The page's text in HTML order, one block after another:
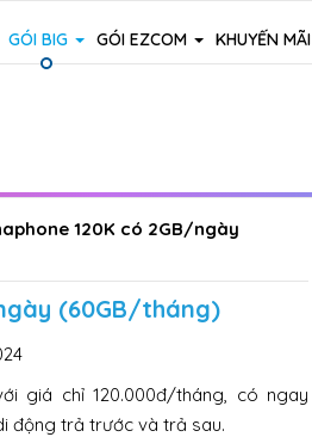
GÓI BIG GÓI EZCOM KHUYẾN MÃI
120K có 2GB/ngày
(60GB/tháng)
giá chỉ 120.000đ/tháng, có ngay
động trả trước và trả sau.